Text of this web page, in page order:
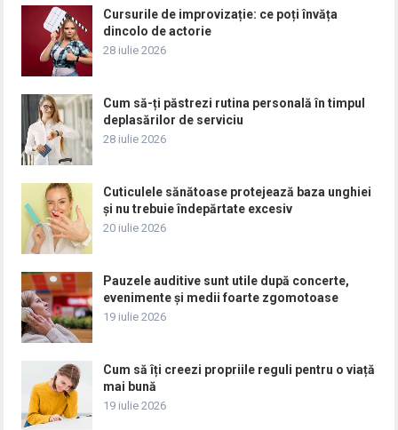
Cursurile de improvizație: ce poți învăța
dincolo de actorie
28 iulie 2026
Cum să-ți păstrezi rutina personală în timpul
deplasărilor de serviciu
28 iulie 2026
Cuticulele sănătoase protejează baza unghiei
și nu trebuie îndepărtate excesiv
20 iulie 2026
Pauzele auditive sunt utile după concerte,
evenimente și medii foarte zgomotoase
19 iulie 2026
Cum să îți creezi propriile reguli pentru o viață
mai bună
19 iulie 2026